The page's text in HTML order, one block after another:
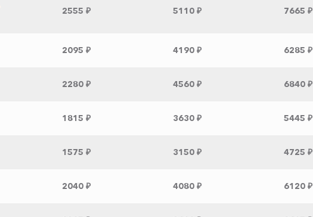
2555 ₽ 5110 ₽ 7665 ₽
2095 ₽ 4190 ₽ 6285 ₽
2280 ₽ 4560 ₽ 6840 ₽
1815 ₽ 3630 ₽ 5445 ₽
1575 ₽ 3150 ₽ 4725 ₽
2040 ₽ 4080 ₽ 6120 ₽